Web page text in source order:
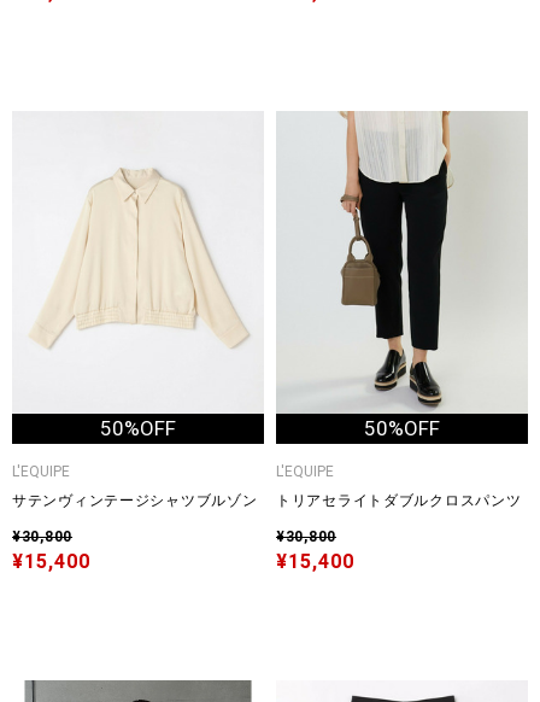
50%OFF
L'EQUIPE
サテンヴィンテージシャツブルゾン
¥30,800
¥15,400
50%OFF
L'EQUIPE
トリアセライトダブルクロスパンツ
¥30,800
¥15,400